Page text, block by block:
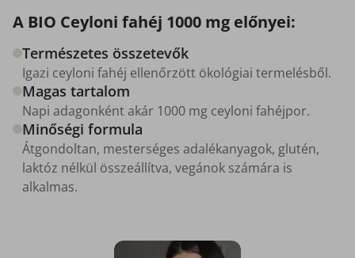
A BIO Ceyloni fahéj 1000 mg előnyei:
Természetes összetevők
Igazi ceyloni fahéj ellenőrzött ökológiai termelésből.
Magas tartalom
Napi adagonként akár 1000 mg ceyloni fahéjpor.
Minőségi formula
Átgondoltan, mesterséges adalékanyagok, glutén,
laktóz nélkül összeállítva, vegánok számára is
alkalmas.